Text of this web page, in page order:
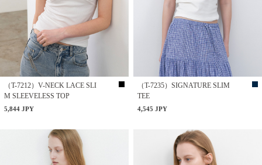
（T-7212）V-NECK LACE SLI
M SLEEVELESS TOP
5,844 JPY
（T-7235）SIGNATURE SLIM
TEE
4,545 JPY